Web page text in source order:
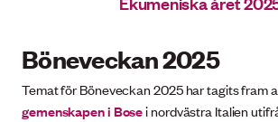
Böneveckan 2025
Temat för Böneveckan 2025 har tagits fram
gemenskapen i Bosei nordvästra Italien